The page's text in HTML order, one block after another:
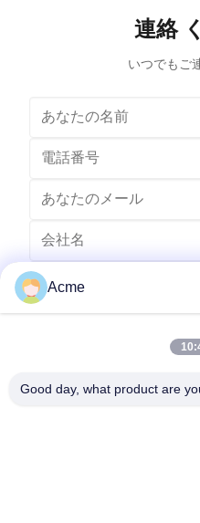
ultrasonic cleaning of
連絡
いつでもご
送り
Acme
Good day, what product are